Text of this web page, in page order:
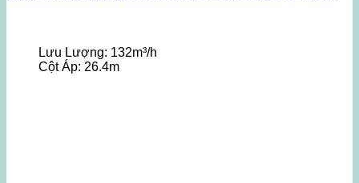
Lưu Lượng: 132m³/h
Cột Áp: 26.4m